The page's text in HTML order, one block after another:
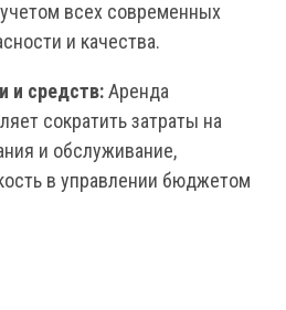
всех современных
и качества.
и средств:Аренда
сократить затраты на
и обслуживание,
в управлении бюджетом